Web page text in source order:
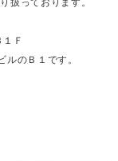
Ｆ
のＢ１です。